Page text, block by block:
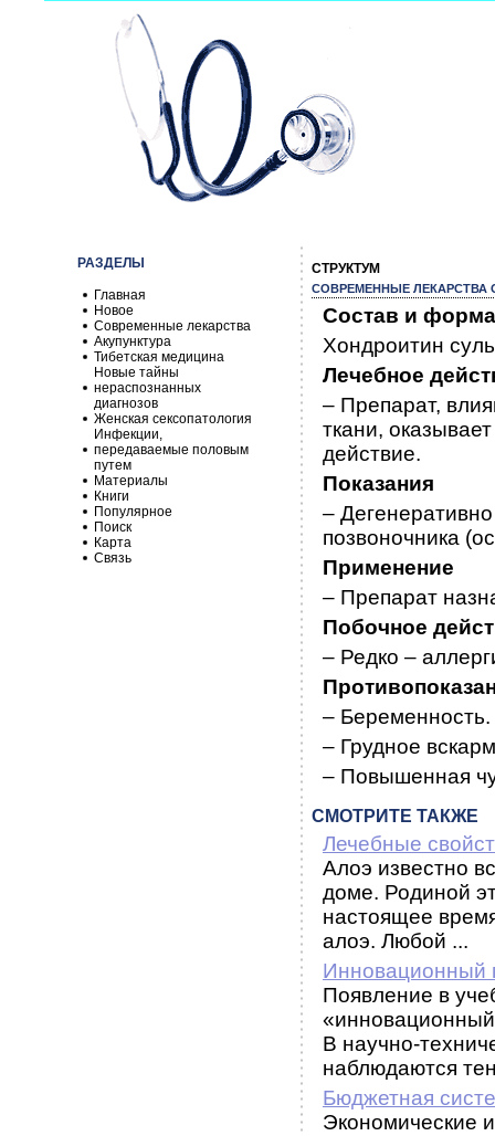
РАЗДЕЛЫ
Главная
Новое
Современные лекарства
Акупунктура
Тибетская медицина
Новые тайны
нераспознанных
диагнозов
Женская сексопатология
Инфекции,
передаваемые половым
путем
Материалы
Книги
Популярное
Поиск
Карта
Связь
CТРУКТУМ
СОВРЕМЕННЫЕ ЛЕКАРСТВА
Состав и
Хондроитин
Лечебное
– Препарат,
ткани,
действие.
Показания
–
позвоночника
Применение
– Препарат
Побочное
– Редко –
– Беременность.
– Грудное
– Повышенная
СМОТРИТЕ ТАКЖЕ
Лечебные
Алоэ известно
доме. Родиной
настоящее
алоэ. Любой ...
Инновационный
Появление в
В научно-
наблюдаются
Бюджетная
Экономические